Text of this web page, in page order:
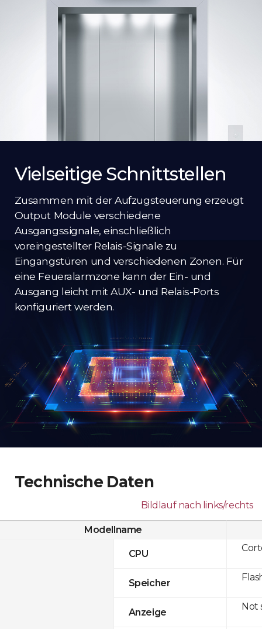
Vielseitige Schnittstellen
Zusammen mit der Aufzugsteuerung erzeugt
Output Module verschiedene
Ausgangssignale, einschließlich
voreingestellter Relais-Signale zu
Eingangstüren und verschiedenen Zonen. Für
eine Feueralarmzone kann der Ein- und
Ausgang leicht mit AUX- und Relais-Ports
konfiguriert werden.
Technische Daten
Bildlauf nach links/rechts
Modellname
CPU
Speicher
Anzeige
Not